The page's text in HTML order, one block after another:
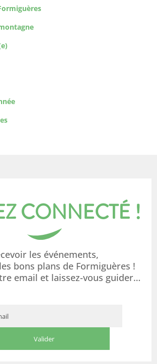
CONNECTÉ !
les événements,
bons plans de Formiguères !
email et laissez-vous guider…